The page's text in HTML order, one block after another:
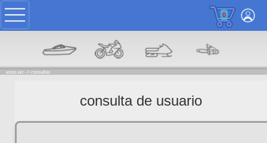
0
estas en: -> consultas
consulta de usuario